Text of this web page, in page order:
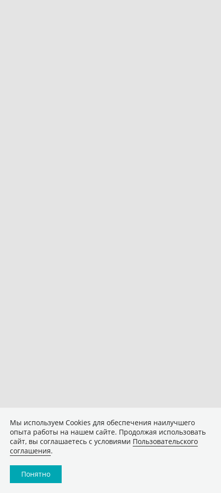
Мы используем Сookies для обеспечения наилучшего
опыта работы на нашем сайте. Продолжая использовать
сайт, вы соглашаетесь с условиями Пользовательского
соглашения.
Понятно